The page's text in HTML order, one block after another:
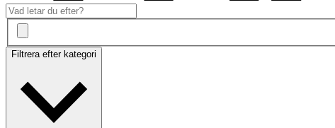
Filtrera efter kategori